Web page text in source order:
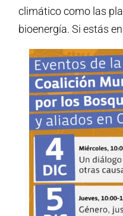
climático como las
bioenergía. Si estás